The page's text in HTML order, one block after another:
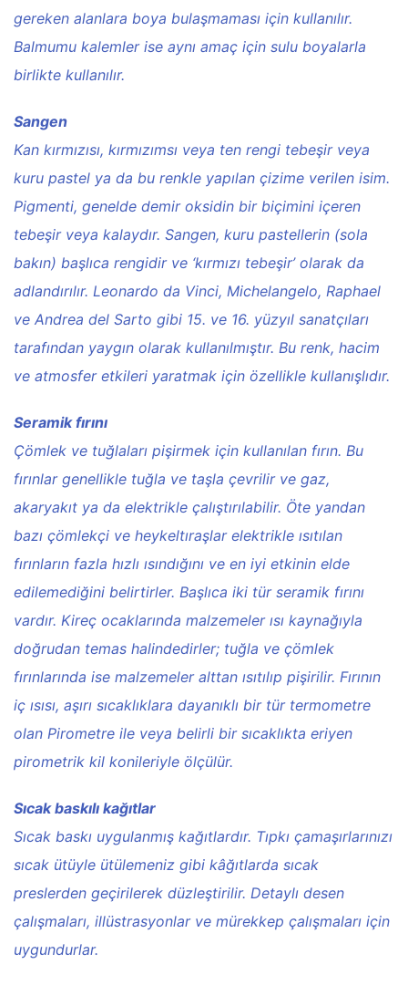
gereken alanlara boya bulaşmaması için kullanılır.
Balmumu kalemler ise aynı amaç için sulu boyalarla
birlikte kullanılır.
Sangen
Kan kırmızısı, kırmızımsı veya ten rengi tebeşir veya
kuru pastel ya da bu renkle yapılan çizime verilen isim.
Pigmenti, genelde demir oksidin bir biçimini içeren
tebeşir veya kalaydır. Sangen, kuru pastellerin (sola
bakın) başlıca rengidir ve ‘kırmızı tebeşir’ olarak da
adlandırılır. Leonardo da Vinci, Michelangelo, Raphael
ve Andrea del Sarto gibi 15. ve 16. yüzyıl sanatçıları
tarafından yaygın olarak kullanılmıştır. Bu renk, hacim
ve atmosfer etkileri yaratmak için özellikle kullanışlıdır.
Seramik fırını
Çömlek ve tuğlaları pişirmek için kullanılan fırın. Bu
fırınlar genellikle tuğla ve taşla çevrilir ve gaz,
akaryakıt ya da elektrikle çalıştırılabilir. Öte yandan
bazı çömlekçi ve heykeltıraşlar elektrikle ısıtılan
fırınların fazla hızlı ısındığını ve en iyi etkinin elde
edilemediğini belirtirler. Başlıca iki tür seramik fırını
vardır. Kireç ocaklarında malzemeler ısı kaynağıyla
doğrudan temas halindedirler; tuğla ve çömlek
fırınlarında ise malzemeler alttan ısıtılıp pişirilir. Fırının
iç ısısı, aşırı sıcaklıklara dayanıklı bir tür termometre
olan Pirometre ile veya belirli bir sıcaklıkta eriyen
pirometrik kil konileriyle ölçülür.
Sıcak baskılı kağıtlar
Sıcak baskı uygulanmış kağıtlardır. Tıpkı çamaşırlarınızı
sıcak ütüyle ütülemeniz gibi kâğıtlarda sıcak
preslerden geçirilerek düzleştirilir. Detaylı desen
çalışmaları, illüstrasyonlar ve mürekkep çalışmaları için
uygundurlar.